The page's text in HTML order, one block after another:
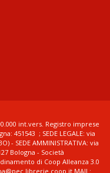
int.vers. Registro imprese
451543 ; SEDE LEGALE: via
- SEDE AMMINISTRATIVA: via
Bologna - Società
di Coop Alleanza 3.0
MAIL: